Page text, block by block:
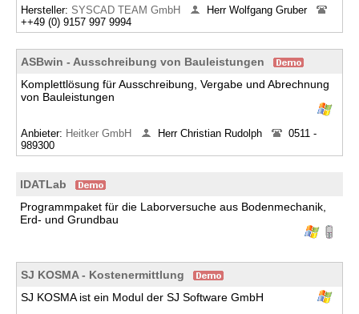
Hersteller: SYSCAD TEAM GmbH
Herr Wolfgang Gruber
++49 (0) 9157 997 9994
ASBwin - Ausschreibung von Bauleistungen
Komplettlösung für Ausschreibung, Vergabe und Abrechnung
von Bauleistungen
Anbieter: Heitker GmbH Herr Christian Rudolph
0511 -
989300
IDATLab
Programmpaket für die Laborversuche aus Bodenmechanik,
Erd- und Grundbau
SJ KOSMA - Kostenermittlung
SJ KOSMA ist ein Modul der SJ Software GmbH